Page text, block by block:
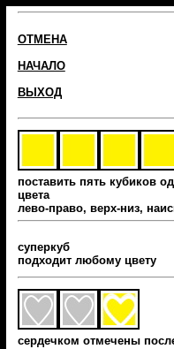
ОТМЕНА
НАЧАЛО
ВЫХОД
поставить пять кубиков
цвета
лево-право, верх-низ,
суперкуб
подходит любому цвету
сердечком отмечены